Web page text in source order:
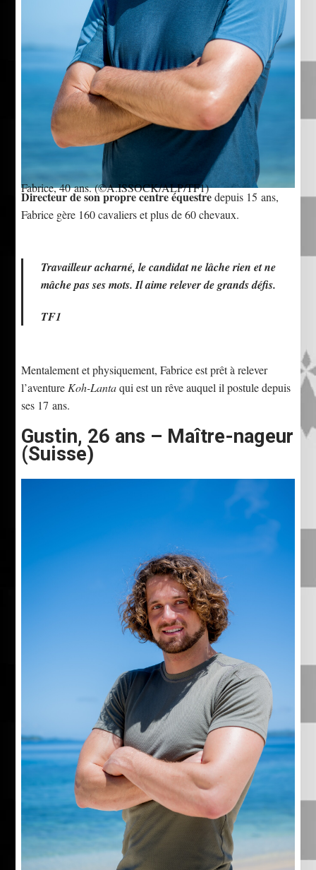
Fabrice, 40 ans.(©A.ISSOCK/ALP/TF1)
Directeur de son propre centre équestredepuis 15 ans,
Fabrice gère 160 cavaliers et plus de 60 chevaux.
Travailleur acharné, le candidat ne lâche rien et ne
mâche pas ses mots. Il aime relever de grands défis.
TF1
Mentalement et physiquement, Fabrice est prêt à relever
l’aventure Koh-Lantaqui est un rêve auquel il postule depuis
ses 17 ans.
Gustin, 26 ans – Maître-nageur
(Suisse)